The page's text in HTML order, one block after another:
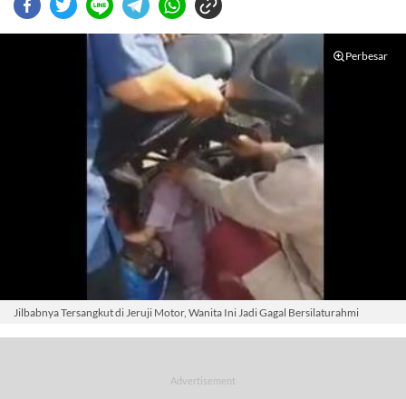
Perbesar
Jilbabnya Tersangkut di Jeruji Motor, Wanita Ini Jadi Gagal Bersilaturahmi